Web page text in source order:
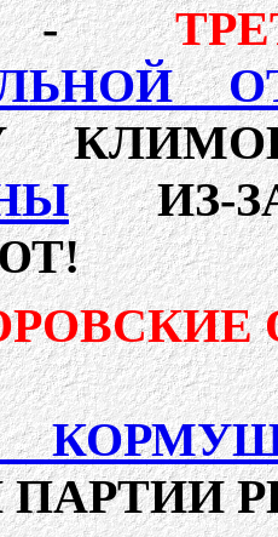
-
ИЗ-ЗА